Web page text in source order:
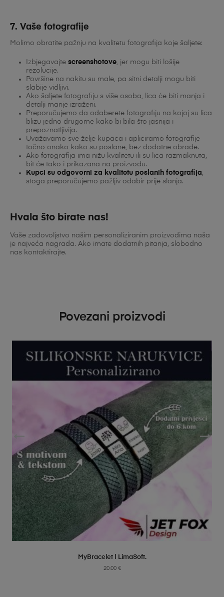
7. Vaše fotografije
Molimo obratite pažnju na kvalitetu fotografija koje šaljete:
Izbjegavajtescreenshotove, jer mogu biti lošije
rezolucije.
Površine na nakitu su male, pa sitni detalji mogu biti
slabije vidljivi.
Ako šaljete fotografiju s više osoba, lica će biti manja i
detalji manje izraženi.
Preporučujemo da odaberete fotografiju na kojoj su lica
blizu jedno drugome kako bi bila što jasnija i
prepoznatljivija.
Uvažavamo sve želje kupaca i apliciramo fotografije
točno onako kako su poslane, bez dodatne obrade.
Ako fotografija ima nižu kvalitetu ili su lica razmaknuta,
bit će tako i prikazana na proizvodu.
Kupci su odgovorni za kvalitetu poslanih fotografija,
stoga preporučujemo pažljiv odabir prije slanja.
Hvala što birate nas!
Vaše zadovoljstvo našim personaliziranim proizvodima naša
je najveća nagrada. Ako imate dodatnih pitanja, slobodno
nas kontaktirajte.
Povezani proizvodi
SELECT OPTIONS
MyBracelet | LimaSoft.
20.00 €